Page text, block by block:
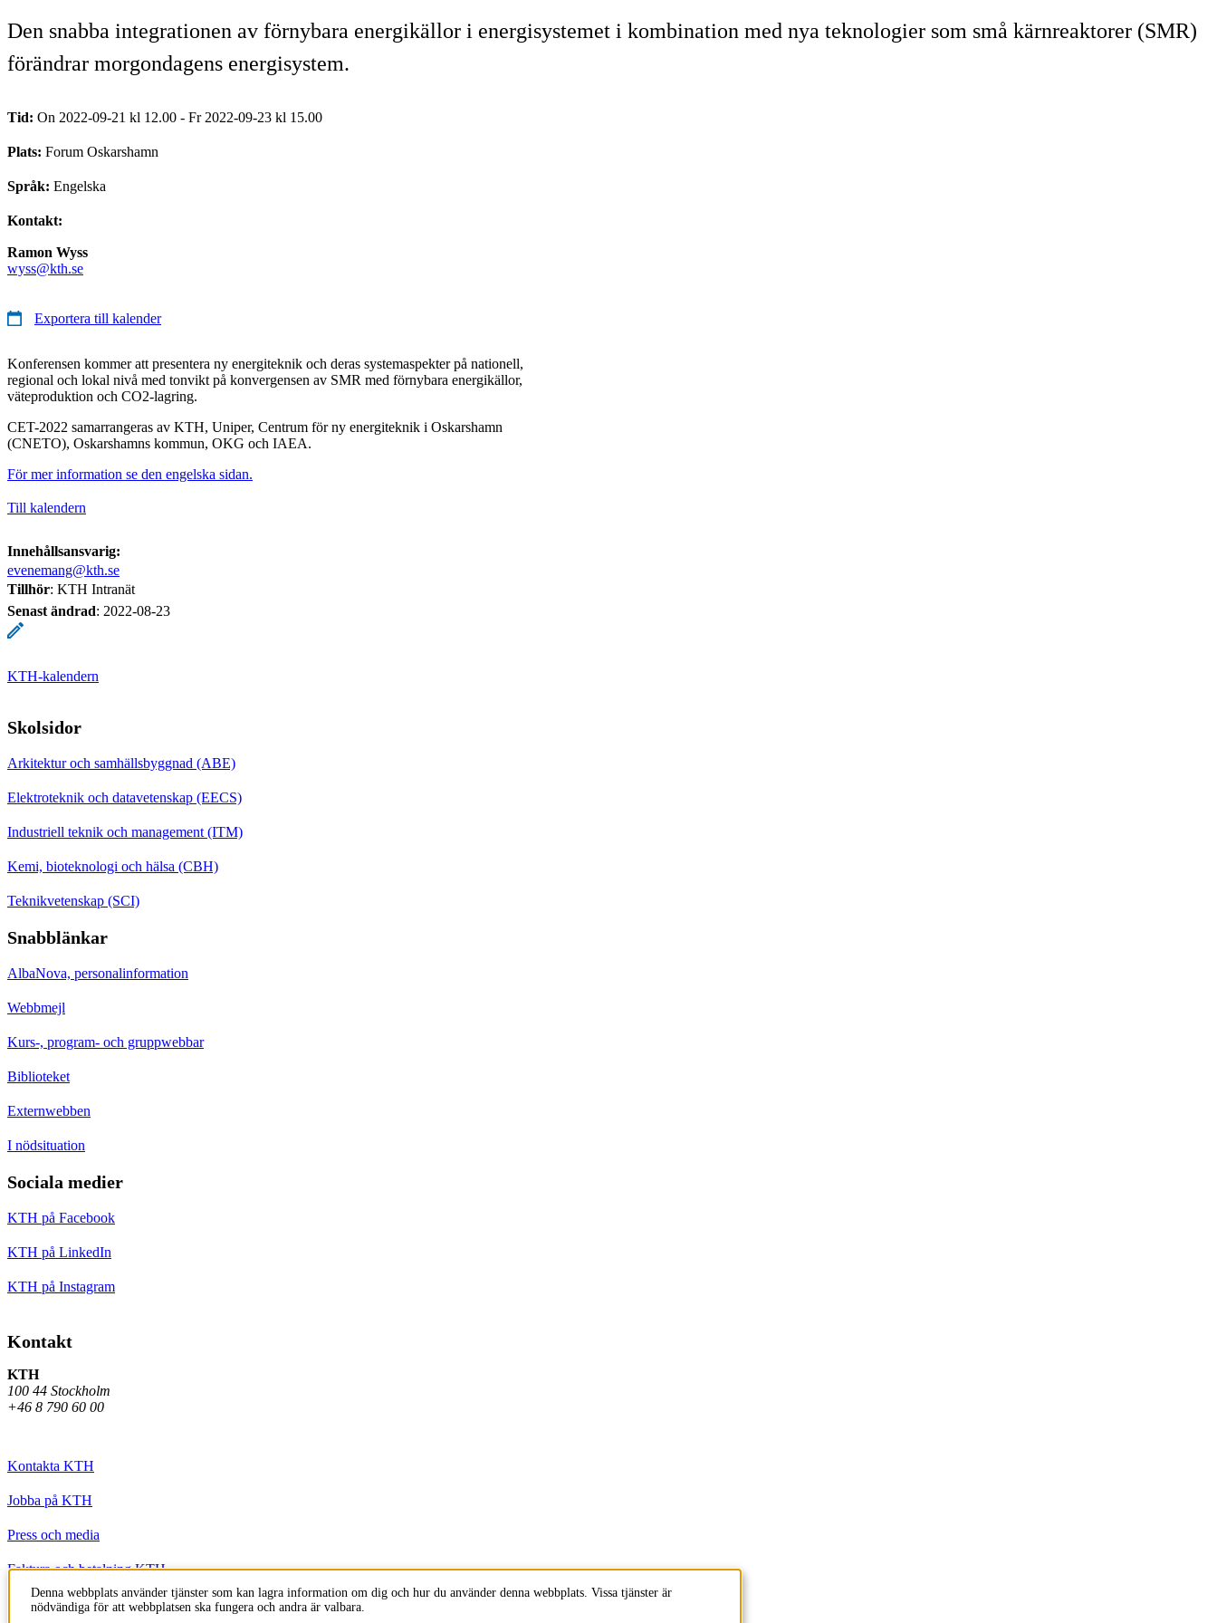
Den snabba integrationen av förnybara energikällor i energisystemet i kombination med nya teknologier som små kärnreaktorer (SMR)
förändrar morgondagens energisystem.
Tid: On 2022-09-21 kl 12.00 - Fr 2022-09-23 kl 15.00
Plats: Forum Oskarshamn
Språk: Engelska
Kontakt:
Ramon Wyss
wyss@kth.se
Exportera till kalender
Konferensen kommer att presentera ny energiteknik och deras systemaspekter på nationell,
regional och lokal nivå med tonvikt på konvergensen av SMR med förnybara energikällor,
väteproduktion och CO2-lagring.
CET-2022 samarrangeras av KTH, Uniper, Centrum för ny energiteknik i Oskarshamn
(CNETO), Oskarshamns kommun, OKG och IAEA.
För mer information se den engelska sidan.
Till kalendern
Innehållsansvarig:
evenemang@kth.se
Tillhör: KTH Intranät
Senast ändrad: 2022-08-23
KTH-kalendern
Skolsidor
Arkitektur och samhällsbyggnad (ABE)
Elektroteknik och datavetenskap (EECS)
Industriell teknik och management (ITM)
Kemi, bioteknologi och hälsa (CBH)
Teknikvetenskap (SCI)
Snabblänkar
AlbaNova, personalinformation
Webbmejl
Kurs-, program- och gruppwebbar
Biblioteket
Externwebben
I nödsituation
Sociala medier
KTH på Facebook
KTH på LinkedIn
KTH på Instagram
Kontakt
KTH
100 44 Stockholm
+46 8 790 60 00
Kontakta KTH
Jobba på KTH
Press och media
Faktura och betalning KTH
Om KTH:s webbplatser
Denna webbplats använder tjänster som kan lagra information om dig och hur du använder denna webbplats. Vissa tjänster är
nödvändiga för att webbplatsen ska fungera och andra är valbara.